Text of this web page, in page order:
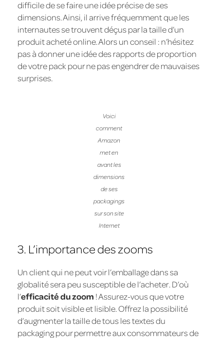
difficile de se faire une idée précise de ses
dimensions. Ainsi, il arrive fréquemment que les
internautes se trouvent déçus par la taille d’un
produit acheté online. Alors un conseil : n’hésitez
pas à donner une idée des rapports de proportion
de votre pack pour ne pas engendrer de mauvaises
surprises.
Voici
comment
Amazon
met en
avant les
dimensions
de ses
packagings
sur son site
Internet
3. L’importance des zooms
Un client qui ne peut voir l’emballage dans sa
globalité sera peu susceptible de l’acheter. D’où
l’efficacité du zoom ! Assurez-vous que votre
produit soit visible et lisible. Offrez la possibilité
d’augmenter la taille de tous les textes du
packaging pour permettre aux consommateurs de